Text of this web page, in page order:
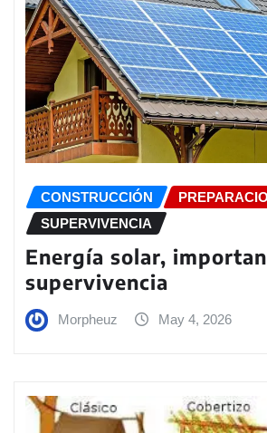
CONSTRUCCIÓN
SUPERVIVENCIA
Energía solar,
supervivencia
Morpheuz May 4, 2026